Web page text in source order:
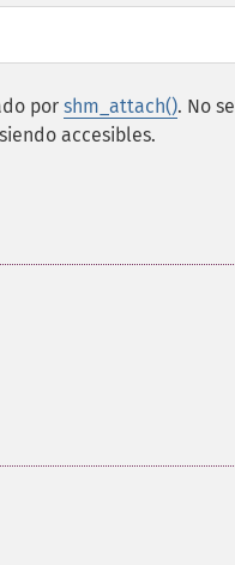
por shm_attach(). No se
accesibles.